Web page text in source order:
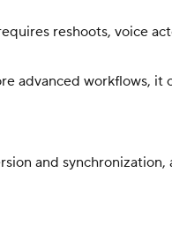
reshoots, voice
advanced workflows, it
and